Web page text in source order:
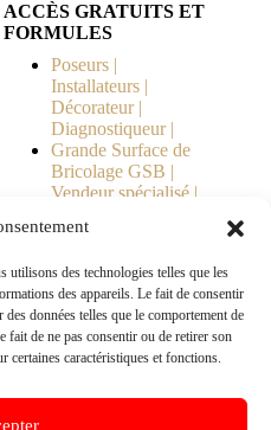
utilisons des technologies telles que les
des appareils. Le fait de consentir
données telles que le comportement de
de ne pas consentir ou de retirer son
certaines caractéristiques et fonctions.
ACCÈS GRATUITS ET
FORMULES
Poseurs |
Installateurs |
Décorateur |
Diagnostiqueur |
Grande Surface de
Bricolage GSB |
Vendeur spécialisé |
Copropriété | MOE |
en Travaux |
Fabricants | Marque |